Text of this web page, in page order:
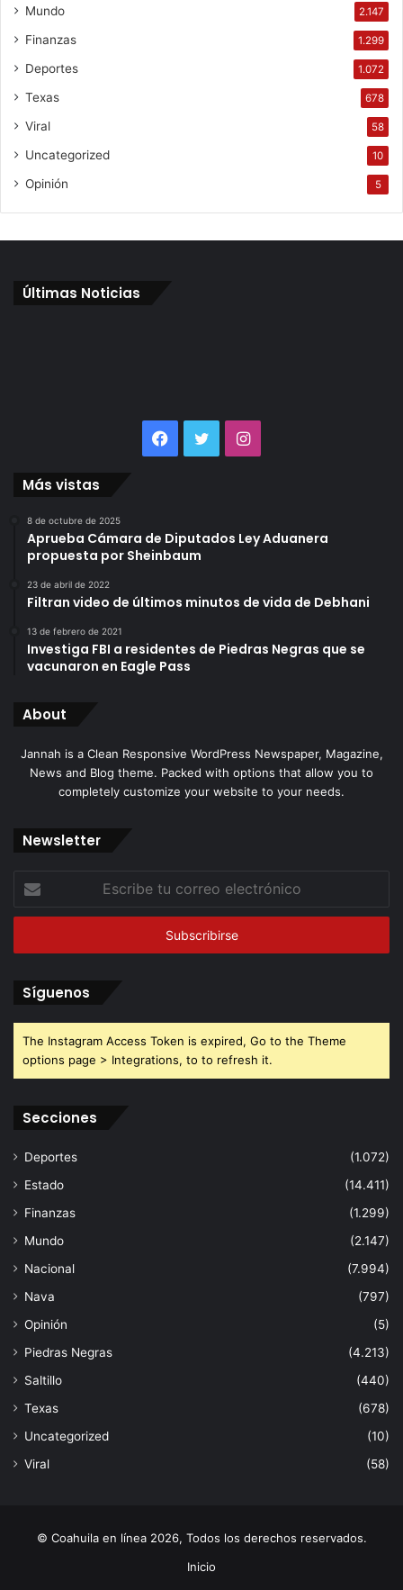
Mundo 2.147
Finanzas 1.299
Deportes 1.072
Texas 678
Viral 58
Uncategorized 10
Opinión 5
Últimas Noticias
Facebook
TwitterInstagram
Más vistas
8 de octubre de 2025
Aprueba Cámara de Diputados Ley Aduanera
propuesta por Sheinbaum
23 de abril de 2022
Filtran video de últimos minutos de vida de Debhani
13 de febrero de 2021
Investiga FBI a residentes de Piedras Negras que se
vacunaron en Eagle Pass
About
Jannah is a Clean Responsive WordPress Newspaper, Magazine,
News and Blog theme. Packed with options that allow you to
completely customize your website to your needs.
Newsletter
correo
Síguenos
The Instagram Access Token is expired, Go to the Theme
options page > Integrations, to to refresh it.
Secciones
Deportes
(1.072)
Estado
(14.411)
Finanzas
(1.299)
Mundo
(2.147)
Nacional
(7.994)
Nava
(797)
Opinión
(5)
Piedras Negras
(4.213)
Saltillo
(440)
Texas
(678)
Uncategorized
(10)
Viral
(58)
© Coahuila en línea 2026, Todos los derechos reservados.
Inicio